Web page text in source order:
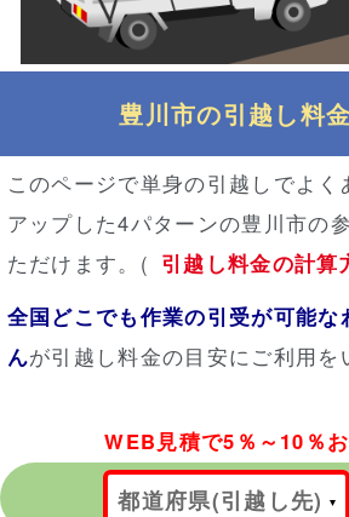
豊川市の引越し料
このページで単身の引越しでよく
アップした4パターンの豊川市の
ただけます。( 引越し料金の計算
全国どこでも作業の引受が可能な
んが引越し料金の目安にご利用を
WEB見積で5％～10％お
都道府県(引越し先)